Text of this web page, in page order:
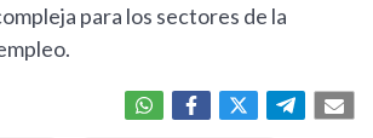
para los sectores de la